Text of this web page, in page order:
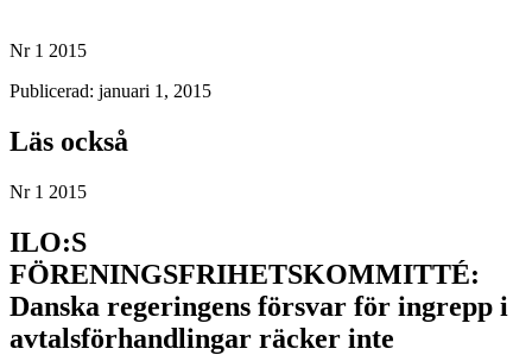
Nr 1 2015
Publicerad: januari 1, 2015
Läs också
Nr 1 2015
ILO:S
FÖRENINGSFRIHETSKOMMITTÉ:
Danska regeringens försvar för ingrepp i
avtalsförhandlingar räcker inte